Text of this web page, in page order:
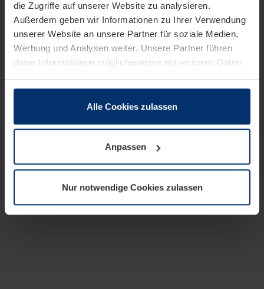
die Zugriffe auf unserer Website zu analysieren.
Außerdem geben wir Informationen zu Ihrer Verwendung
unserer Website an unsere Partner für soziale Medien,
Werbung und Analysen weiter. Unsere Partner führen
diese Informationen möglicherweise mit weiteren Daten
sie im Rahmen Ihrer Nutzung der Dienste gesammelt
wenn diese für den Betrieb dieser Seite unbedingt
notwendig sind. Für alle anderen Cookie-Typen benötigen
wir Ihre Erlaubnis. Ihre Einwilligung können Sie jederzeit
Datenschutzerklärungunserer Website ändern oder
widerrufen.
Alle Cookies zulassen
Anpassen
Nur notwendige Cookies zulassen